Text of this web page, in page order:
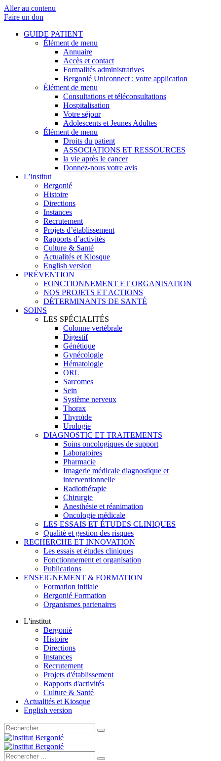
Aller au contenu
Faire un don
GUIDE PATIENT
Élément de menu
Annuaire
Accès et contact
Formalités administratives
Bergonié Uniconnect : votre application
Élément de menu
Consultations et téléconsultations
Hospitalisation
Votre séjour
Adolescents et Jeunes Adultes
Élément de menu
Droits du patient
ASSOCIATIONS ET RESSOURCES
la vie après le cancer
Donnez-nous votre avis
L’institut
Bergonié
Histoire
Directions
Instances
Recrutement
Projets d’établissement
Rapports d’activités
Culture & Santé
Actualités et Kiosque
English version
PRÉVENTION
FONCTIONNEMENT ET ORGANISATION
NOS PROJETS ET ACTIONS
DÉTERMINANTS DE SANTÉ
SOINS
LES SPÉCIALITÉS
Colonne vertébrale
Digestif
Génétique
Gynécologie
Hématologie
ORL
Sarcomes
Sein
Système nerveux
Thorax
Thyroïde
Urologie
DIAGNOSTIC ET TRAITEMENTS
Soins oncologiques de support
Laboratoires
Pharmacie
Imagerie médicale diagnostique et
interventionnelle
Radiothérapie
Chirurgie
Anesthésie et réanimation
Oncologie médicale
LES ESSAIS ET ÉTUDES CLINIQUES
Qualité et gestion des risques
RECHERCHE ET INNOVATION
Les essais et études cliniques
Fonctionnement et organisation
Publications
ENSEIGNEMENT & FORMATION
Formation initiale
Bergonié Formation
Organismes partenaires
L'institut
Bergonié
Histoire
Directions
Instances
Recrutement
Projets d'établissement
Rapports d'activités
Culture & Santé
Actualités et Kiosque
English version
Rechercher :
Rechercher :